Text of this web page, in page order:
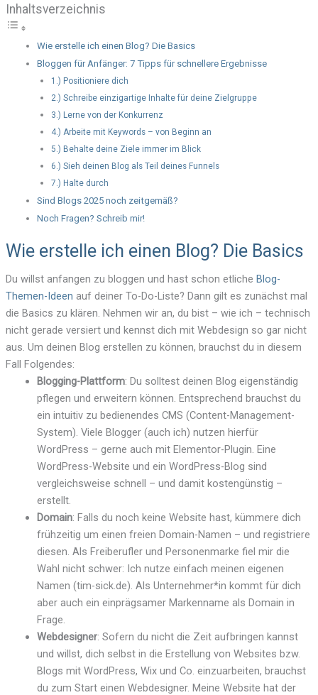
Inhaltsverzeichnis
Wie erstelle ich einen Blog? Die Basics
Bloggen für Anfänger: 7 Tipps für schnellere Ergebnisse
1.) Positioniere dich
2.) Schreibe einzigartige Inhalte für deine Zielgruppe
3.) Lerne von der Konkurrenz
4.) Arbeite mit Keywords – von Beginn an
5.) Behalte deine Ziele immer im Blick
6.) Sieh deinen Blog als Teil deines Funnels
7.) Halte durch
Sind Blogs 2025 noch zeitgemäß?
Noch Fragen? Schreib mir!
Wie erstelle ich einen Blog? Die Basics
Du willst anfangen zu bloggen und hast schon etliche Blog-
Themen-Ideen auf deiner To-Do-Liste? Dann gilt es zunächst mal
die Basics zu klären. Nehmen wir an, du bist – wie ich – technisch
nicht gerade versiert und kennst dich mit Webdesign so gar nicht
aus. Um deinen Blog erstellen zu können, brauchst du in diesem
Fall Folgendes:
Blogging-Plattform: Du solltest deinen Blog eigenständig
pflegen und erweitern können. Entsprechend brauchst du
ein intuitiv zu bedienendes CMS (Content-Management-
System). Viele Blogger (auch ich) nutzen hierfür
WordPress – gerne auch mit Elementor-Plugin. Eine
WordPress-Website und ein WordPress-Blog sind
vergleichsweise schnell – und damit kostengünstig –
erstellt.
Domain: Falls du noch keine Website hast, kümmere dich
frühzeitig um einen freien Domain-Namen – und registriere
diesen. Als Freiberufler und Personenmarke fiel mir die
Wahl nicht schwer: Ich nutze einfach meinen eigenen
Namen (tim-sick.de). Als Unternehmer*in kommt für dich
aber auch ein einprägsamer Markenname als Domain in
Frage.
Webdesigner: Sofern du nicht die Zeit aufbringen kannst
und willst, dich selbst in die Erstellung von Websites bzw.
Blogs mit WordPress, Wix und Co. einzuarbeiten, brauchst
du zum Start einen Webdesigner. Meine Website hat der